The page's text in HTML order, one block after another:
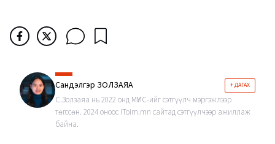
Сандэлгэр ЗОЛЗАЯА + ДАГАХ
С.Золзаяа нь 2022 онд МҮИС-ийг сэтгүүлч мэргэжлээр
төгссөн. 2024 оноос iToim.mn сайтад сэтгүүлчээр ажиллаж
байна.